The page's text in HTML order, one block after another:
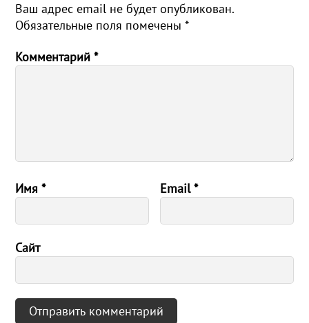
Ваш адрес email не будет опубликован.
Обязательные поля помечены*
Комментарий*
Имя* Email*
Сайт